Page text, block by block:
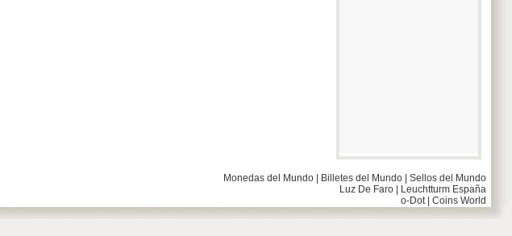
Monedas del Mundo Billetes del Mundo
Sellos del Mundo
Luz De Faro
Leuchtturm España
o-Dot| Coins World